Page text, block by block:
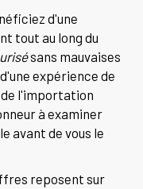
d'une
tout au long du
sans mauvaises
expérience de
de l'importation
à examiner
avant de vous le
reposent sur